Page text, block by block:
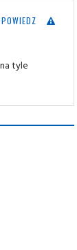
tyle